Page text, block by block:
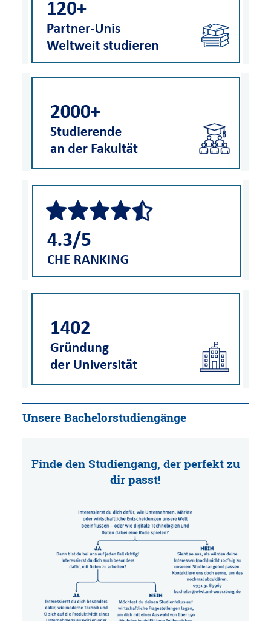
Unsere Bachelorstudiengänge
Finde den Studiengang, der perfekt zu
dir passt!